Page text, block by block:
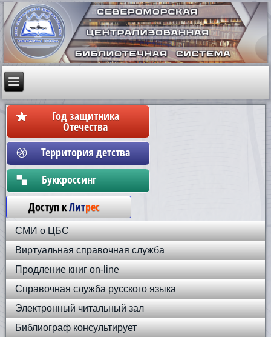
Год защитника
Отечества
Территория детства
Бyккpoccинг
Доступ кЛитрес
СМИ о ЦБС
Виртуальная справочная служба
Продление книг on-line
Справочная служба русского языка
Электронный читальный зал
Библиограф консультирует